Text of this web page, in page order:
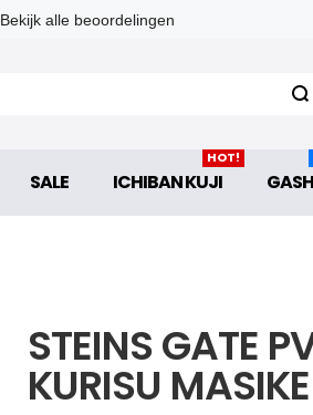
Bekijk alle beoordelingen
SALE ICHIBAN KUJI
HOT!
STEINS GATE
KURISU